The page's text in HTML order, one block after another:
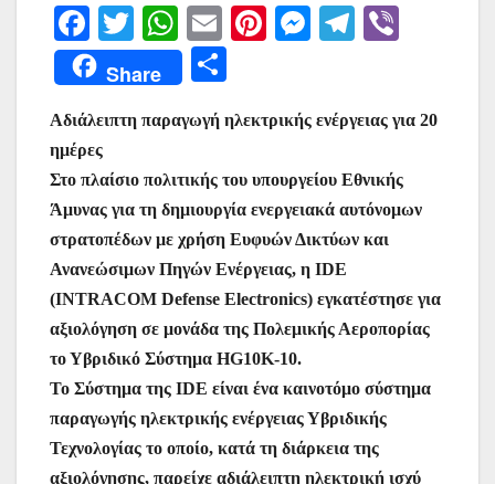
F
a
c
e
b
o
o
k
T
w
itt
er
W
h
at
s
p
p
E
m
ai
l
Pi
e
M
s
e
n
g
er
T
gr
a
m
Share
ρ
α
σ
τε
ίτ
ε
Αδιάλειπτη παραγωγή ηλεκτρικής ενέργειας για 20
ημέρες
Στο πλαίσιο πολιτικής του υπουργείου Εθνικής
Άμυνας για τη δημιουργία ενεργειακά αυτόνομων
στρατοπέδων με χρήση Ευφυών Δικτύων και
Ανανεώσιμων Πηγών Ενέργειας, η IDE
(INTRACOM Defense Electronics) εγκατέστησε για
αξιολόγηση σε μονάδα της Πολεμικής Αεροπορίας
το Υβριδικό Σύστημα HG10K-10.
To Σύστημα της IDE είναι ένα καινοτόμο σύστημα
παραγωγής ηλεκτρικής ενέργειας Υβριδικής
Τεχνολογίας το οποίο, κατά τη διάρκεια της
αξιολόγησης, παρείχε αδιάλειπτη ηλεκτρική ισχύ